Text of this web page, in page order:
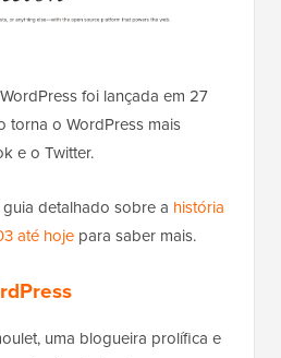
foi lançada em 27
torna o WordPress mais
e o Twitter.
detalhado sobre a história
até hoje para saber mais.
uma blogueira prolífica e